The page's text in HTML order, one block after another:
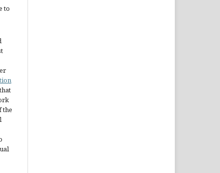
to
the